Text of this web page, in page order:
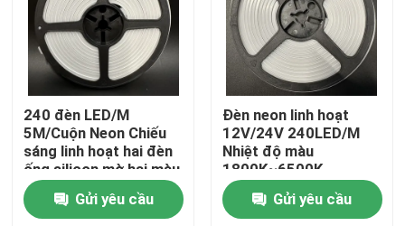
Sản phẩm
Video
Về chúng tôi
Tham quan nhà máy
240 đèn LED/M
5M/Cuộn Neon Chiếu
sáng linh hoạt hai đèn
ống silicon mờ hai màu
Gửi yêu cầu
Đèn neon linh hoạt
12V/24V 240LED/M
Nhiệt độ màu
1800K~6500K
Gửi yêu cầu